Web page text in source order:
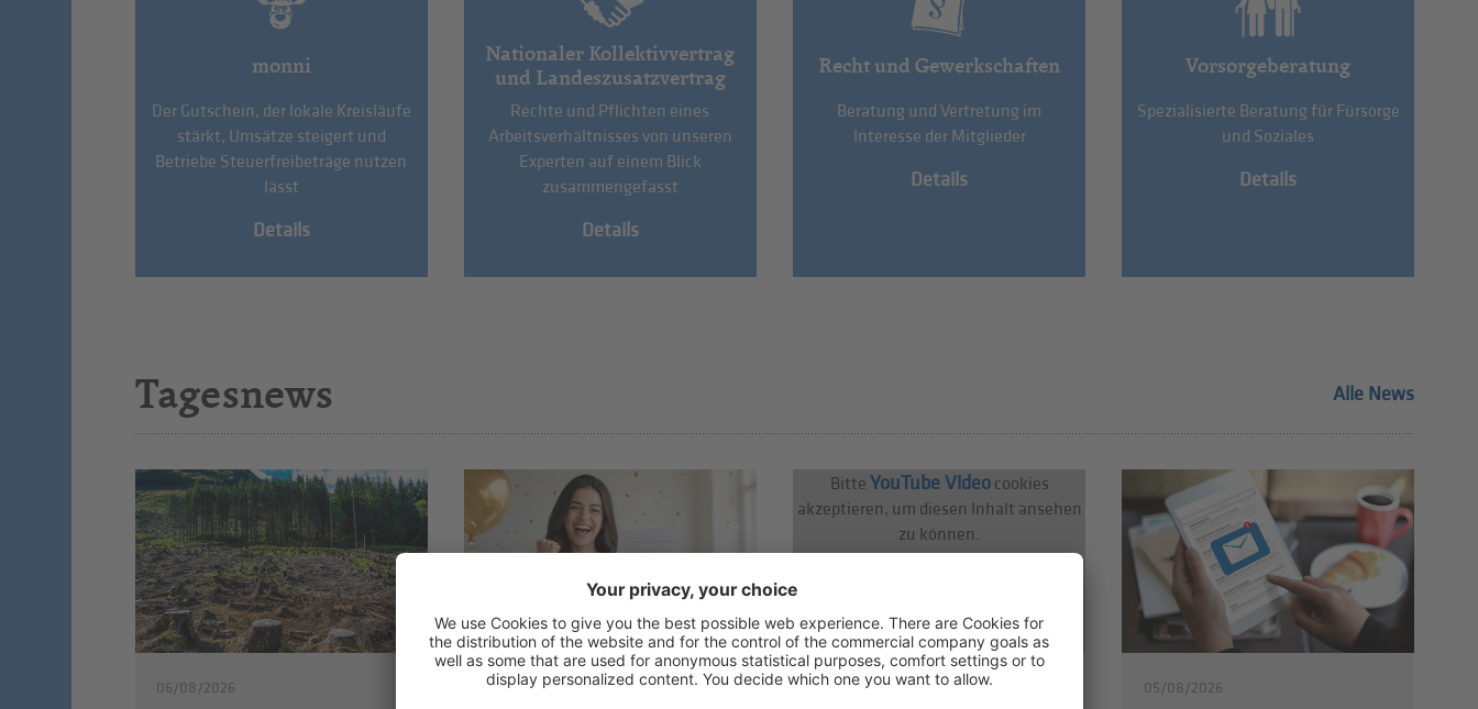
monni
Der Gutschein, der lokale Kreisläufe
stärkt, Umsätze steigert und
Betriebe Steuerfreibeträge nutzen
lässt
Details
Nationaler Kollektivvertrag
und Landeszusatzvertrag
Rechte und Pflichten eines
Arbeitsverhältnisses von unseren
Experten auf einem Blick
zusammengefasst
Details
Recht und Gewerkschaften
Beratung und Vertretung im
Interesse der Mitglieder
Details
Vorsorgeberatung
Spezialisierte Beratung für Fürsorge
und Soziales
Details
Tagesnews Alle News
06/08/2026 06/08/2026
Bitte YouTube Videocookies
akzeptieren, um diesen Inhalt ansehen
zu können.
06/08/2026 05/08/2026